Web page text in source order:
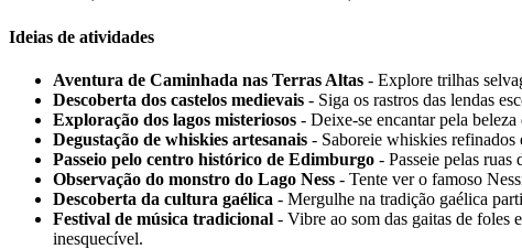
Ideias de atividades
Aventura de Caminhada nas Terras Altas - Explore trilhas
Descoberta dos castelos medievais - Siga os rastros das lendas
Exploração dos lagos misteriosos - Deixe-se encantar pela beleza
Degustação de whiskies artesanais - Saboreie whiskies refinados
Passeio pelo centro histórico de Edimburgo - Passeie pelas
Observação do monstro do Lago Ness - Tente ver o famoso
Descoberta da cultura gaélica - Mergulhe na tradição gaélica
Festival de música tradicional - Vibre ao som das gaitas de foles
inesquecível.